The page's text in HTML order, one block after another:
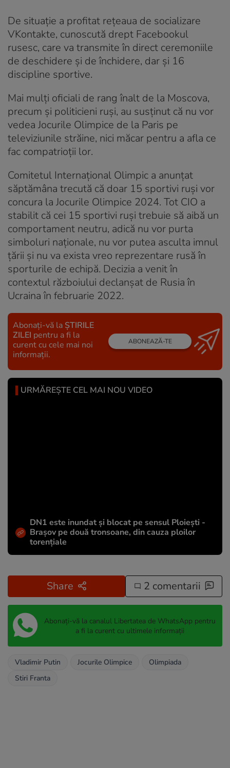
De situaţie a profitat reţeaua de socializare
VKontakte, cunoscută drept Facebookul
rusesc, care va transmite în direct ceremoniile
de deschidere şi de închidere, dar și 16
discipline sportive.
Mai mulți oficiali de rang înalt de la Moscova,
precum și politicieni ruşi, au susținut că nu vor
vedea Jocurile Olimpice de la Paris pe
televiziunile străine, nici măcar pentru a afla ce
fac compatrioţii lor.
Comitetul Internaţional Olimpic a anunțat
săptămâna trecută că doar 15 sportivi ruşi vor
concura la Jocurile Olimpice 2024. Tot CIO a
stabilit că cei 15 sportivi ruși trebuie să aibă un
comportament neutru, adică nu vor purta
simboluri naţionale, nu vor putea asculta imnul
țării şi nu va exista vreo reprezentare rusă în
sporturile de echipă. Decizia a venit în
contextul războiului declanșat de Rusia în
Ucraina în februarie 2022.
Abonați-vă la ȘTIRILE
ZILEI pentru a fi la
curent cu cele mai noi
informații.
ABONEAZĂ-TE
URMĂREȘTE CEL MAI NOU VIDEO
DN1 este inundat și blocat pe sensul Ploiești -
Brașov pe două tronsoane, din cauza ploilor
torențiale
Share 2 comentarii
Abonați-vă la canalul Libertatea de WhatsApp pentru
a fi la curent cu ultimele informații
Vladimir Putin Jocurile Olimpice
Olimpiada
Stiri Franta